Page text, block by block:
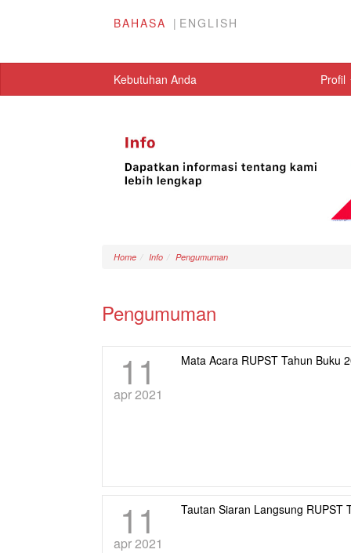
BAHASA ENGLISH
Kebutuhan Anda Profil
Home Info Pengumuman
Pengumuman
11
apr 2021
Mata Acara RUPST Tahun Buku
11
apr 2021
Tautan Siaran Langsung RUPST